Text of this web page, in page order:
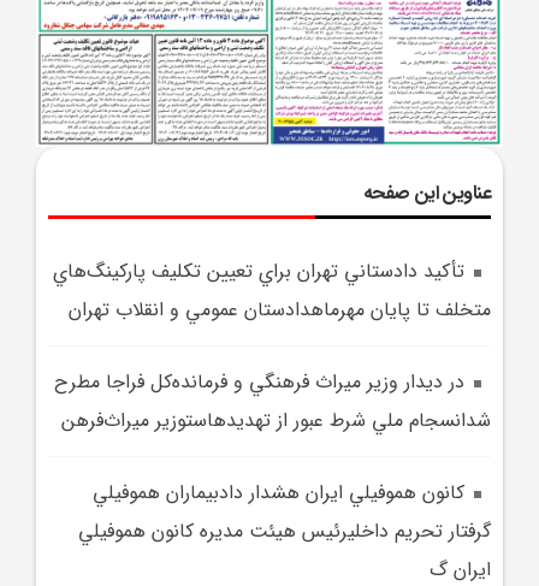
عناوین این صفحه
تأکيد دادستاني تهران براي تعيين تکليف پارکينگ‌هاي
متخلف تا پايان مهرماهدادستان عمومي و انقلاب تهران
در ديدار وزير ميراث فرهنگي و فرمانده‌کل فراجا مطرح
شدانسجام ملي شرط عبور از تهديدهاستوزير ميراث‌فرهن
کانون هموفيلي ايران هشدار دادبيماران هموفيلي
گرفتار تحريم داخليرئيس هيئت مديره کانون هموفيلي
ايران گ